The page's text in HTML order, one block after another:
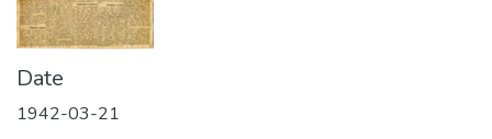
Date
1942-03-21